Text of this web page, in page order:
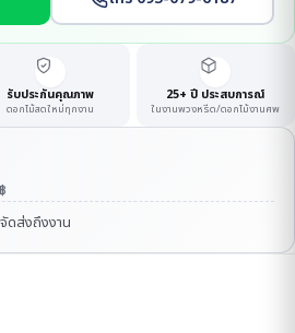
รับประกันคุณภาพ
ดอกไม้สดใหม่ทุกงาน
25+ ปี ประสบการณ์
ในงานพวงหรีด/ดอกไม้งานศพ
฿
จัดส่งถึงงาน